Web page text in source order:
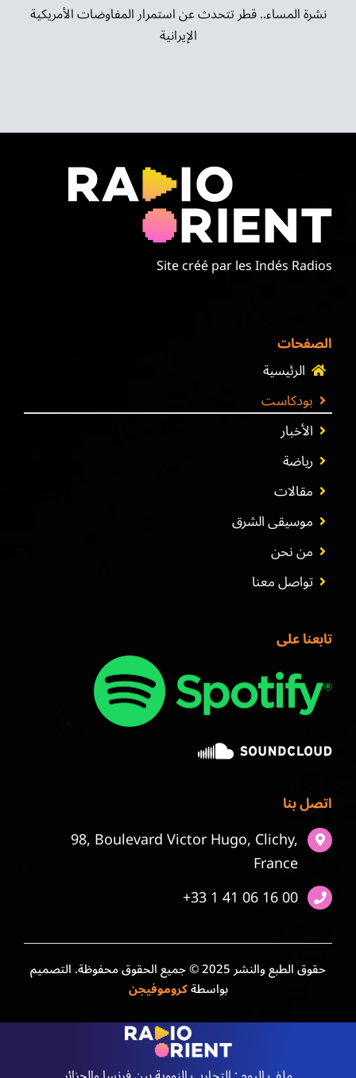
نشرة المساء.. قطر تتحدث عن استمرار المفاوضات الأمريكية
الإيرانية
Site créé par les Indés Radios
الصفحات
الرئيسية
بودكاست
الأخبار
رياضة
مقالات
موسيقى الشرق
من نحن
تواصل معنا
تابعنا على
اتصل بنا
98, Boulevard Victor Hugo, Clichy,
France
+33 1 41 06 16 00
حقوق الطبع والنشر 2025 © جميع الحقوق محفوظة. التصميم
بواسطةكروموفيجن